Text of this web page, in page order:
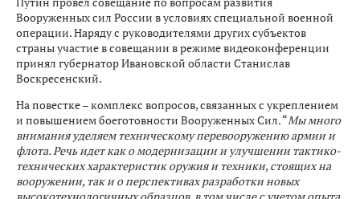
Вооруженных сил России в условиях специальной военной
операции. Наряду с руководителями других субъектов
страны участие в совещании в режиме видеоконференции
принял губернатор Ивановской области Станислав
Воскресенский.
На повестке – комплекс вопросов, связанных с укреплением
и повышением боеготовности Вооруженных Сил. “Мы много
внимания уделяем техническому перевооружению армии и
флота. Речь идет как о модернизации и улучшении тактико-
технических характеристик оружия и техники, стоящих на
вооружении, так и о перспективах разработки новых
высокотехнологичных образцов, в том числе с учетом опыта,